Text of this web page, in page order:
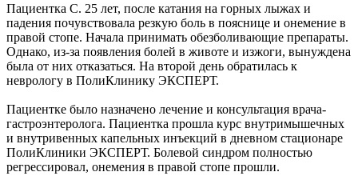
Пациентка С. 25 лет, после катания на горных лыжах и
падения почувствовала резкую боль в пояснице и онемение в
правой стопе. Начала принимать обезболивающие препараты.
Однако, из-за появления болей в животе и изжоги, вынуждена
была от них отказаться. На второй день обратилась к
неврологу в ПолиКлинику ЭКСПЕРТ.
Пациентке было назначено лечение и консультация врача-
гастроэнтеролога. Пациентка прошла курс внутримышечных
и внутривенных капельных инъекций в дневном стационаре
ПолиКлиники ЭКСПЕРТ. Болевой синдром полностью
регрессировал, онемения в правой стопе прошли.